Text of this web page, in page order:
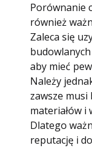
Porównanie
również
Zaleca się
aby mieć
Należy
zawsze
materiałów i
Dlatego
reputację i